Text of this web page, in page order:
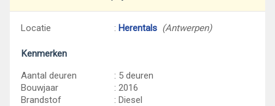
Locatie : Herentals (Antwerpen)
Kenmerken
Aantal deuren
: 5 deuren
Bouwjaar
: 2016
Brandstof
: Diesel